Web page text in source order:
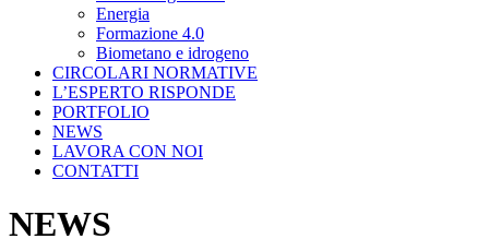
Energia
Formazione 4.0
Biometano e idrogeno
CIRCOLARI NORMATIVE
L’ESPERTO RISPONDE
PORTFOLIO
NEWS
LAVORA CON NOI
CONTATTI
NEWS